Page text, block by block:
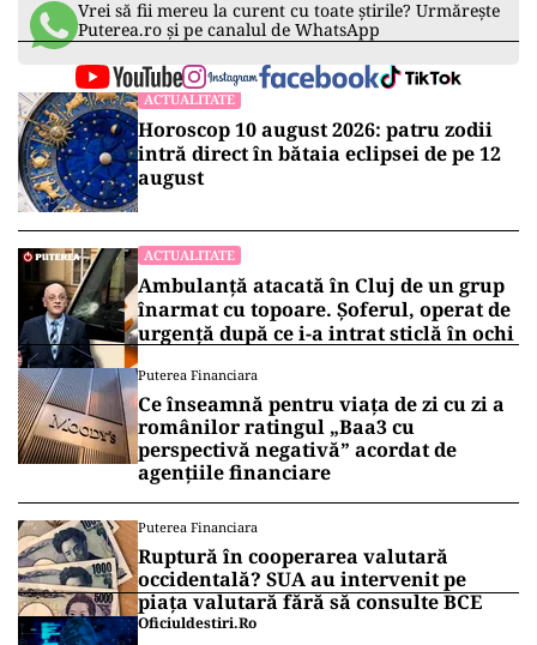
Vrei să fii mereu la curent cu toate știrile? Urmărește
Puterea.ro și pe canalul de WhatsApp
ACTUALITATE
Horoscop 10 august 2026: patru zodii
intră direct în bătaia eclipsei de pe 12
august
ACTUALITATE
Ambulanță atacată în Cluj de un grup
înarmat cu topoare. Șoferul, operat de
urgență după ce i-a intrat sticlă în ochi
Puterea Financiara
Ce înseamnă pentru viața de zi cu zi a
românilor ratingul „Baa3 cu
perspectivă negativă” acordat de
agențiile financiare
Puterea Financiara
Ruptură în cooperarea valutară
occidentală? SUA au intervenit pe
piața valutară fără să consulte BCE
Oficiuldestiri.ro